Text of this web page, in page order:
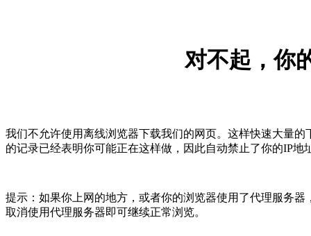
对不起，你
我们不允许使用离线浏览器下载我们的网页。这样快速大量
的记录已经表明你可能正在这样做，因此自动禁止了你的IP
提示：如果你上网的地方，或者你的浏览器使用了代理服务
取消使用代理服务器即可继续正常浏览。